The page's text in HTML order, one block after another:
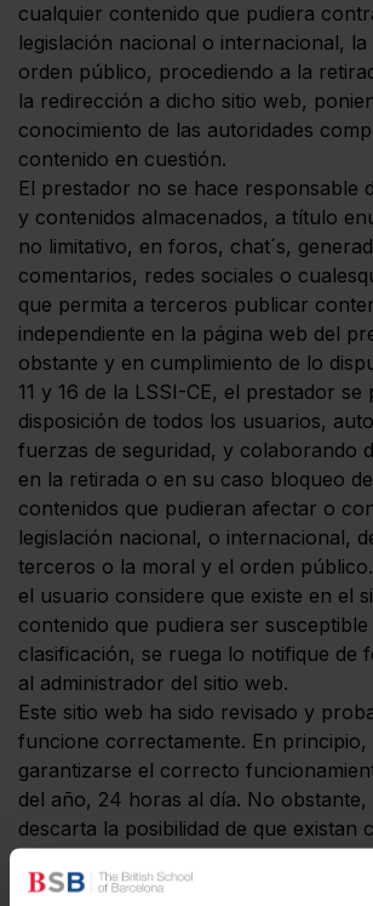
cualquier contenido que pudiera
legislación nacional o internacional,
orden público, procediendo a la
la redirección a dicho sitio web,
conocimiento de las autoridades
contenido en cuestión.
El prestador no se hace responsable
y contenidos almacenados, a título
no limitativo, en foros, chat´s,
comentarios, redes sociales o
que permita a terceros publicar
independiente en la página web del
obstante y en cumplimiento de lo
11 y 16 de la LSSI-CE, el prestador se
disposición de todos los usuarios,
fuerzas de seguridad, y colaborando
en la retirada o en su caso bloqueo
contenidos que pudieran afectar o
legislación nacional, o internacional,
terceros o la moral y el orden
el usuario considere que existe en el
contenido que pudiera ser susceptible
clasificación, se ruega lo notifique de
al administrador del sitio web.
Este sitio web ha sido revisado y
funcione correctamente. En principio,
garantizarse el correcto
del año, 24 horas al día. No
descarta la posibilidad de que existan
mayor, catástrofes naturales, huelgas,